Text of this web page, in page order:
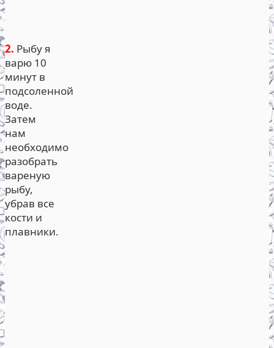
2. Рыбу я
варю 10
минут в
подсоленной
воде.
Затем
нам
необходимо
разобрать
вареную
рыбу,
убрав все
кости и
плавники.